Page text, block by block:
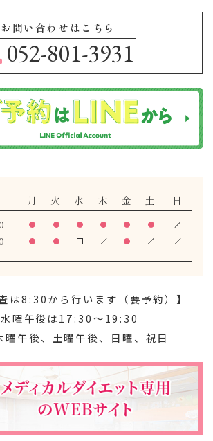
お問い合わせはこちら
052-801-3931
月 火 水 木 金 土 日
は8:30から行います（要予約）】
曜午後は17:30～19:30
曜午後、土曜午後、日曜、祝日